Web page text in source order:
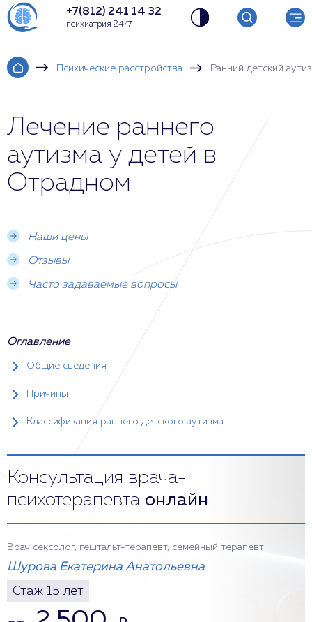
+7(812) 241 14 32
психиатрия 24/7
Психические расстройства Ранний детский
Лечение раннего
аутизма у детей в
Отрадном
Наши цены
Отзывы
Часто задаваемые вопросы
Оглавление
Общие сведения
Причины
Классификация раннего детского аутизма
Консультация врача-
психотерапевта онлайн
Врач сексолог, гештальт-терапевт, семейный терапевт
Шурова Екатерина Анатольевна
Стаж 15 лет